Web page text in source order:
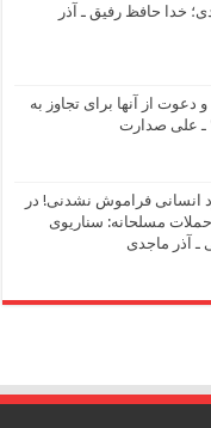
خدا حافظ رفیق ـ آذر
از آنها برای تجاوز به
ـ علی صدارت
۱ـ در یاد بود انسانی فراموش نشدنی! در
منصور حکمت (ژوبین) ، ۲ ـ حملات مسلحانه: سناریوی
ـ آذر ماجدی